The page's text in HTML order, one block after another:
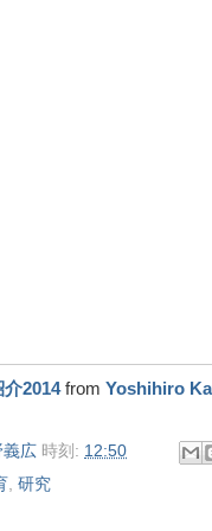
2014 from Yoshihiro
義広 時刻: 12:50
研究